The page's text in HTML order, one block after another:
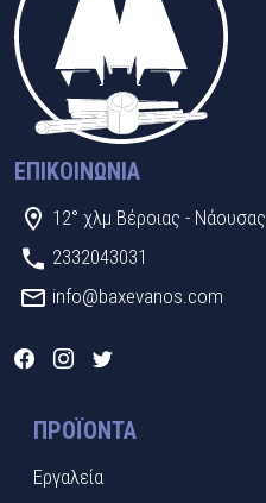
ΕΠΙΚΟΙΝΩΝΊΑ
12° χλμ Βέροιας - Νάουσας
2332043031
info@baxevanos.com
ΠΡΟΪΌΝΤΑ
Εργαλεία